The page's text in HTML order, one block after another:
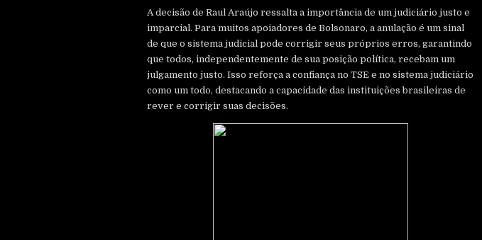
A decisão de Raul Araújo ressalta a importância de um judiciário justo e
imparcial. Para muitos apoiadores de Bolsonaro, a anulação é um sinal
de que o sistema judicial pode corrigir seus próprios erros, garantindo
que todos, independentemente de sua posição política, recebam um
julgamento justo. Isso reforça a confiança no TSE e no sistema judiciário
como um todo, destacando a capacidade das instituições brasileiras de
rever e corrigir suas decisões.